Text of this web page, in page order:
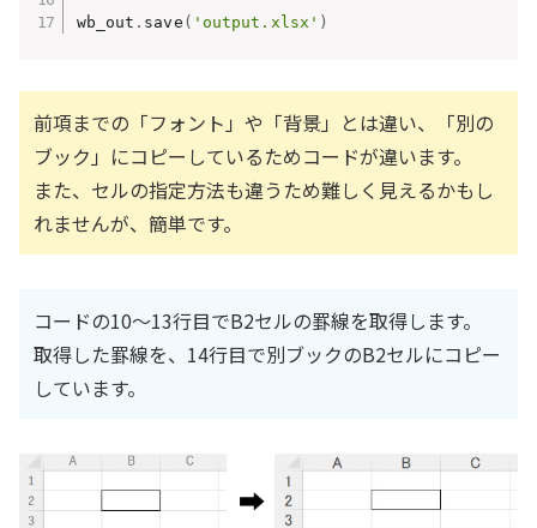
wb_out . save ( 'output.xlsx' )
前項までの「フォント」や「背景」とは違い、「別の
ブック」にコピーしているためコードが違います。
また、セルの指定方法も違うため難しく見えるかもし
れませんが、簡単です。
コードの10～13行目でB2セルの罫線を取得します。
取得した罫線を、14行目で別ブックのB2セルにコピー
しています。